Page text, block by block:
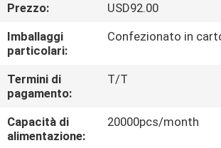
CONTROLLO
QUALITÀ
CONTATTACI
RICHIEDI
Prezzo:
USD92.00
Imballaggi
particolari:
Confezionato in
Termini di
pagamento:
T/T
Capacità di
alimentazione:
20000pcs/month